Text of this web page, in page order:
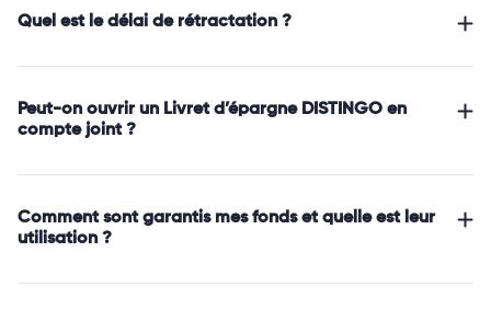
Quel est le délai de rétractation ?
Peut-on ouvrir un Livret d’épargne DISTINGO en
compte joint ?
Comment sont garantis mes fonds et quelle est leur
utilisation ?